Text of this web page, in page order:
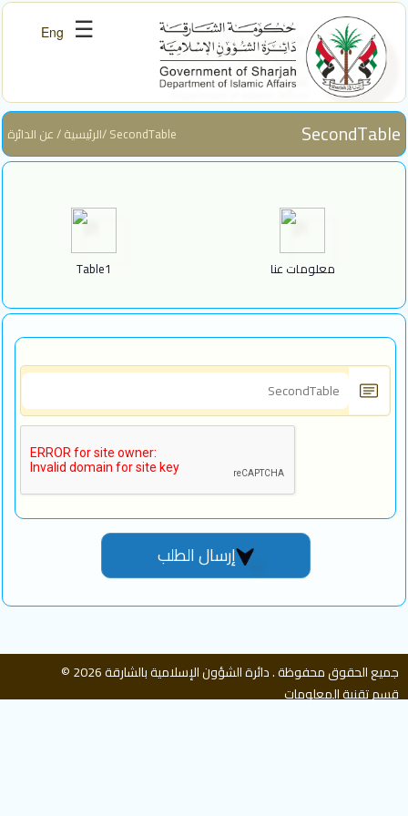
روابط المواقع
الرئيسية
عن الدائرة
Eng ☰
الرئيسية/ عن الدائرة/ SecondTable SecondTable
معلومات عنا Table1
إرسال الطلب
© 2026 جميع الحقوق محفوظة . دائرة الشؤون الإسلامية بالشارقة
قسم تقنية المعلومات